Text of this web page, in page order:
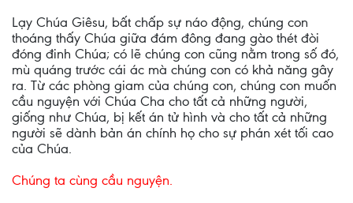
Lạy Chúa Giêsu, bất chấp sự náo động, chúng con
thoáng thấy Chúa giữa đám đông đang gào thét đòi
đóng đinh Chúa; có lẽ chúng con cũng nằm trong số đó,
mù quáng trước cái ác mà chúng con có khả năng gây
ra. Từ các phòng giam của chúng con, chúng con muốn
cầu nguyện với Chúa Cha cho tất cả những người,
giống như Chúa, bị kết án tử hình và cho tất cả những
người sẽ dành bản án chính họ cho sự phán xét tối cao
của Chúa.
Chúng ta cùng cầu nguyện.